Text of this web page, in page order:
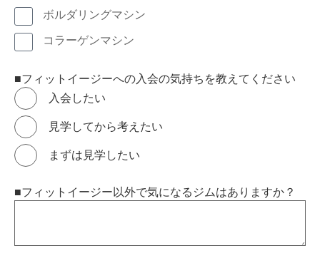
ボルダリングマシン
コラーゲンマシン
■フィットイージーへの入会の気持ちを教えてください
入会したい
見学してから考えたい
まずは見学したい
■フィットイージー以外で気になるジムはありますか？